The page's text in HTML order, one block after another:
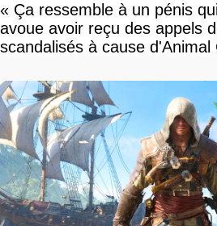
« Ça ressemble à un pénis
avoue avoir reçu des appels
scandalisés à cause d'Animal